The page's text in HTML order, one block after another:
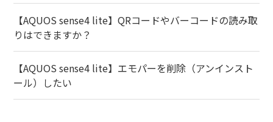
【AQUOS sense4 lite】QRコードやバーコードの読み取
りはできますか？
【AQUOS sense4 lite】エモパーを削除（アンインスト
ール）したい